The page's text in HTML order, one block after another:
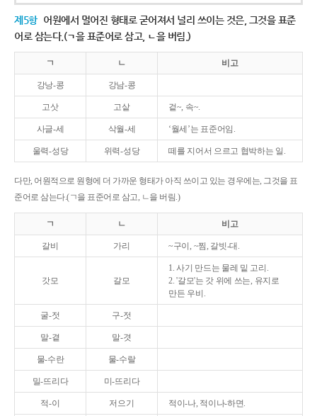
제5항 어원에서 멀어진 형태로 굳어져서 널리 쓰이는 것은, 그것을 표준
어로 삼는다.(ㄱ을 표준어로 삼고, ㄴ을 버림.)
ㄱ ㄴ 비고
강낭-콩 강남-콩
고삿 고샅 겉~, 속~.
사글-세 삭월-세 ‘월세’는 표준어임.
울력-성당 위력-성당 떼를 지어서 으르고 협박하는 일.
다만, 어원적으로 원형에 더 가까운 형태가 아직 쓰이고 있는 경우에는, 그것을 표
준어로 삼는다.(ㄱ을 표준어로 삼고, ㄴ을 버림.)
ㄱ ㄴ 비고
갈비 가리 ~구이, ~찜, 갈빗-대.
갓모 갈모
1. 사기 만드는 물레 밑 고리.
2. '갈모'는 갓 위에 쓰는, 유지로
만든 우비.
굴-젓 구-젓
말-곁 말-겻
물-수란 물-수랄
밀-뜨리다 미-뜨리다
적-이 저으기 적이-나, 적이나-하면.